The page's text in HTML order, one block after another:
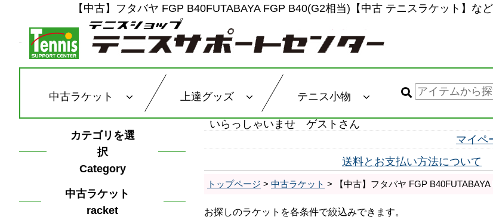
【中古】フタバヤ FGP B40FUTABAYA FGP B40(G2相当)【中古 テニスラケット】な
中古ラケット 上達グッズ テニス小物
カテゴリを選
択
Category
中古ラケット
racket
いらっしゃいませ ゲストさん
マイペ
送料とお支払い方法について
トップページ > 中古ラケット > 【中古】フタバヤ FGP